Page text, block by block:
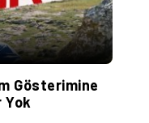
Gösterimine
Yok